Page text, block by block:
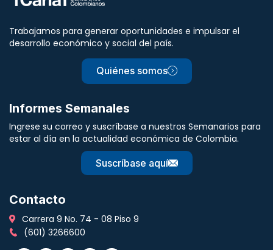
Trabajamos para generar oportunidades e impulsar el
desarrollo económico y social del país.
Quiénes somos
Informes Semanales
Ingrese su correo y suscríbase a nuestros Semanarios para
estar al día en la actualidad económica de Colombia.
Suscríbase aquí
Contacto
Carrera 9 No. 74 - 08 Piso 9
(601) 3266600